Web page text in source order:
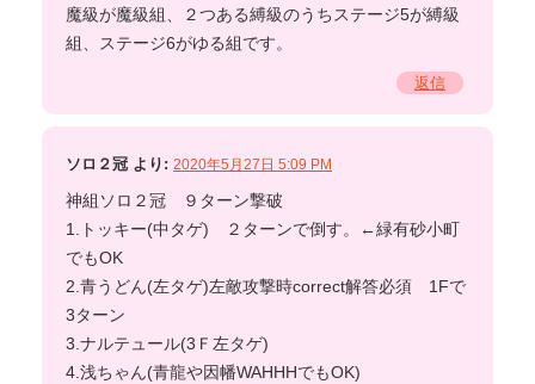
魔級が魔級組、２つある縛級のうちステージ5が縛級
組、ステージ6がゆる組です。
返信
ソロ２冠 より: 2020年5月27日 5:09 PM
神組ソロ２冠 ９ターン撃破
1.トッキー(中タゲ) ２ターンで倒す。←緑有砂小町
でもOK
2.青うどん(左タゲ)左敵攻撃時correct解答必須 1Fで
3ターン
3.ナルテュール(3Ｆ左タゲ)
4.浅ちゃん(青龍や因幡WAHHHでもOK)